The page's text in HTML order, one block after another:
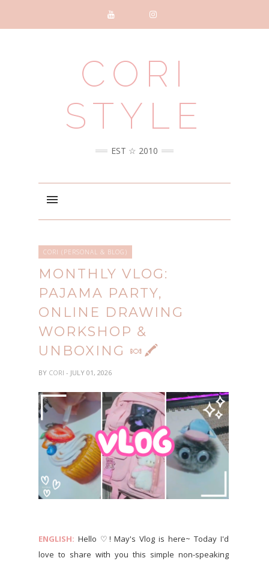
CORI
STYLE
EST ☆ 2010
CORI (PERSONAL & BLOG)
MONTHLY VLOG:
PAJAMA PARTY,
ONLINE DRAWING
WORKSHOP &
UNBOXING 🍬🖍️
BY CORI - JULY 01, 2026
ENGLISH: Hello ♡! May's Vlog is here~ Today I'd
love to share with you this simple non-speaking